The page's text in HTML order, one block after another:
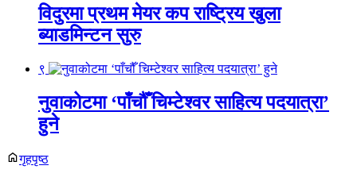
विदुरमा प्रथम मेयर कप राष्ट्रिय खुला
ब्याडमिन्टन सुरु
९
नुवाकोटमा ‘पाँचौँ चिम्टेश्वर साहित्य पदयात्रा’
हुने
गृहपृष्ठ